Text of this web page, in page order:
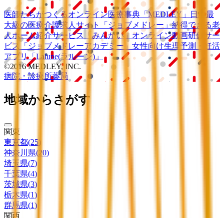
医師たちがつくるオンライン医療事典 「MEDLEY」
日本最
大級の医療介護求人サイト 「ジョブメドレー」納得できる老
人ホーム紹介サービス
「みんかい」 オンライン動画研修サー
ビス
「ジョブメドレーアカデミー」 女性向け生理予測・妊活
アプリ「Lalune(ラルーン)」
©2016 MEDLEY, INC.
病院・診療所薬局
地域からさがす
関東
東京都(25)
神奈川県(20)
埼玉県(7)
千葉県(4)
茨城県(3)
栃木県(1)
群馬県(1)
関西